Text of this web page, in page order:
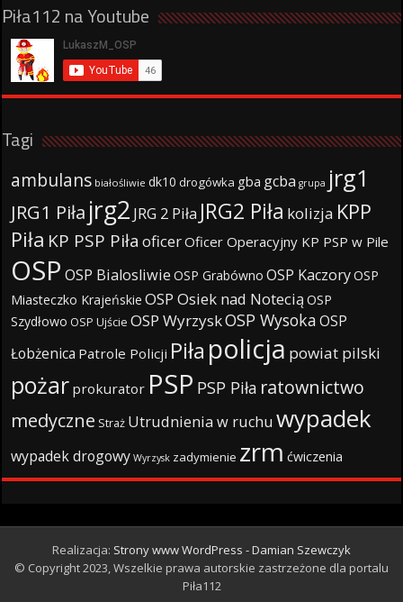
Piła112 na Youtube
Tagi
ambulans białośliwie dk10 drogówka gba gcba grupa jrg1
JRG1 Piła jrg2 JRG 2 Piła JRG2 Piła kolizja KPP
Piła KP PSP Piła oficerOficer Operacyjny KP PSP w Pile
OSP OSP Bialosliwie OSP Grabówno OSP KaczoryOSP
Miasteczko Krajeńskie OSP Osiek nad Notecią OSP
Szydłowo OSP Ujście OSP WyrzyskOSP WysokaOSP
Łobżenica Patrole Policji Piła policja powiat pilski
pożar prokurator PSP PSP Piła ratownictwo
medyczne Straż Utrudnienia w ruchu wypadek
wypadek drogowy Wyrzysk zadymienie zrm ćwiczenia
Realizacja: Strony www WordPress - Damian Szewczyk
© Copyright 2023, Wszelkie prawa autorskie zastrzeżone dla portalu
Piła112